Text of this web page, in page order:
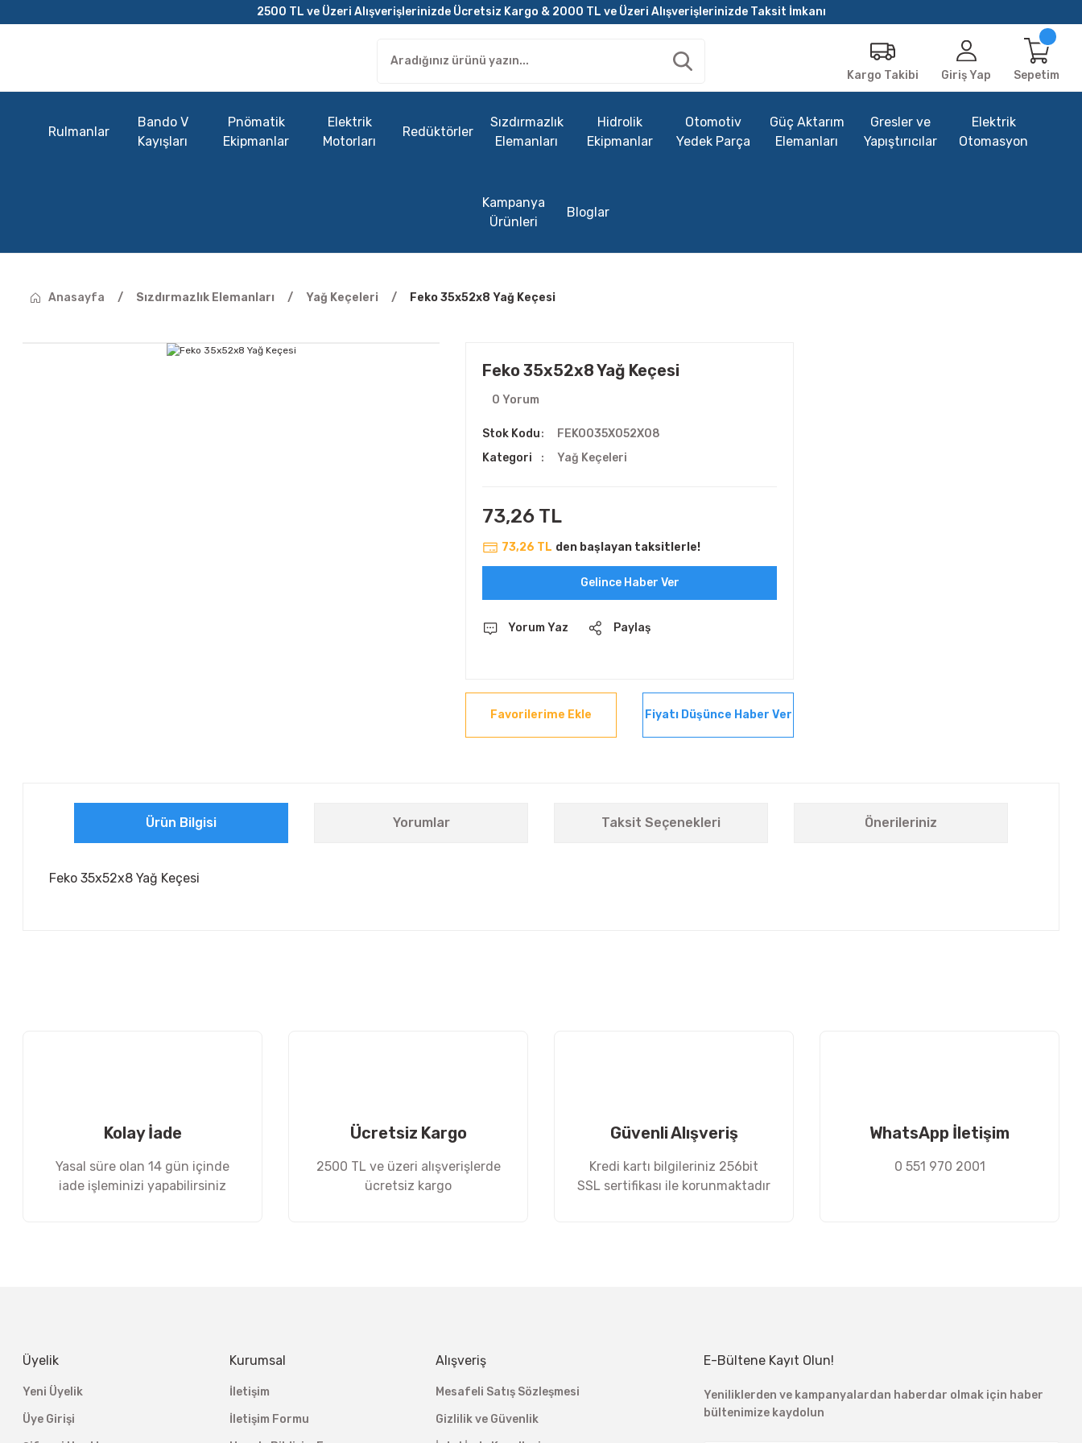
2500 TL ve Üzeri Alışverişlerinizde Ücretsiz Kargo & 2000 TL ve Üzeri Alışverişlerinizde Taksit İmkanı
Kargo Takibi Giriş Yap Sepetim
Rulmanlar
Bando V
Kayışları
Pnömatik
Ekipmanlar
Elektrik
Motorları
Redüktörler
Sızdırmazlık
Elemanları
Hidrolik
Ekipmanlar
Otomotiv
Yedek Parça
Güç Aktarım
Elemanları
Gresler ve
Yapıştırıcılar
Elektrik
Otomasyon
Kampanya
Ürünleri
Bloglar
Anasayfa Sızdırmazlık Elemanları Yağ Keçeleri Feko 35x52x8 Yağ Keçesi
Feko 35x52x8 Yağ Keçesi
0 Yorum
Stok Kodu
FEKO035X052X08
Kategori
Yağ Keçeleri
73,26 TL
73,26 TL den başlayan taksitlerle!
Gelince Haber Ver
Yorum Yaz Paylaş
Fiyatı Düşünce Haber Ver
Ürün Bilgisi Yorumlar Taksit Seçenekleri Önerileriniz
Feko 35x52x8 Yağ Keçesi
Kolay İade
Yasal süre olan 14 gün içinde
iade işleminizi yapabilirsiniz
Ücretsiz Kargo
2500 TL ve üzeri alışverişlerde
ücretsiz kargo
Güvenli Alışveriş
Kredi kartı bilgileriniz 256bit
SSL sertifikası ile korunmaktadır
WhatsApp İletişim
0 551 970 2001
Üyelik
Yeni Üyelik
Üye Girişi
Kurumsal
İletişim
İletişim Formu
Alışveriş
Mesafeli Satış Sözleşmesi
Gizlilik ve Güvenlik
E-Bültene Kayıt Olun!
Yeniliklerden ve kampanyalardan haberdar olmak için haber
bültenimize kaydolun